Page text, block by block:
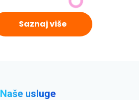
Saznaj više
Naše usluge